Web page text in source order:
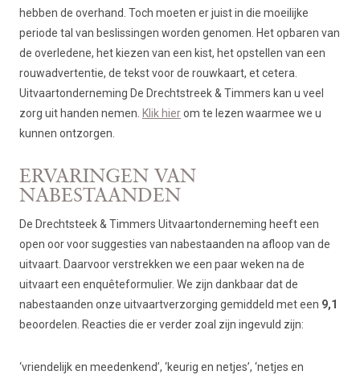
hebben de overhand. Toch moeten er juist in die moeilijke
periode tal van beslissingen worden genomen. Het opbaren van
de overledene, het kiezen van een kist, het opstellen van een
rouwadvertentie, de tekst voor de rouwkaart, et cetera.
Uitvaartonderneming De Drechtstreek & Timmers kan u veel
zorg uit handen nemen. Klik hierom te lezen waarmee we u
kunnen ontzorgen.
ERVARINGEN VAN
NABESTAANDEN
De Drechtsteek & Timmers Uitvaartonderneming heeft een
open oor voor suggesties van nabestaanden na afloop van de
uitvaart. Daarvoor verstrekken we een paar weken na de
uitvaart een enquêteformulier. We zijn dankbaar dat de
nabestaanden onze uitvaartverzorging gemiddeld met een 9,1
beoordelen. Reacties die er verder zoal zijn ingevuld zijn:
‘vriendelijk en meedenkend’, ‘keurig en netjes’, ‘netjes en